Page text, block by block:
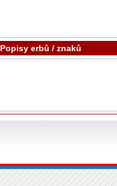
Popisy erbů / znaků